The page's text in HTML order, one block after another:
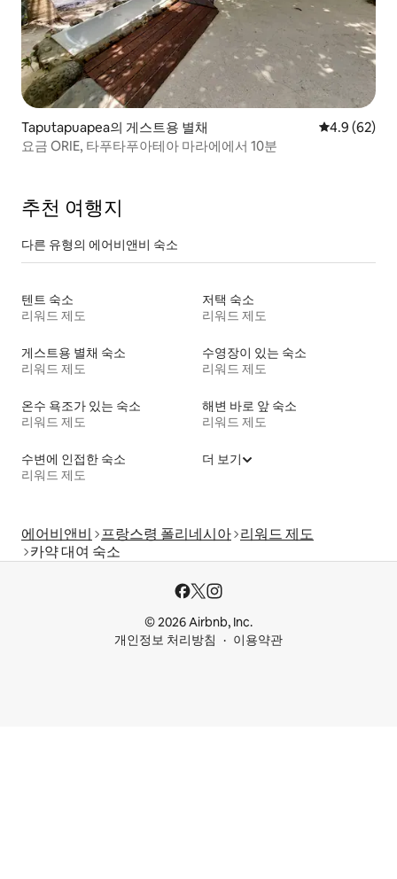
Taputapuapea의 게스트용 별채 평점 4.9점(5
4.9 (62)
요금 ORIE, 타푸타푸아테아 마라에에서 10분
추천 여행지
다른 유형의 에어비앤비 숙소
텐트 숙소
리워드 제도
저택 숙소
리워드 제도
게스트용 별채 숙소
리워드 제도
수영장이 있는 숙소
리워드 제도
온수 욕조가 있는 숙소
리워드 제도
해변 바로 앞 숙소
리워드 제도
수변에 인접한 숙소
리워드 제도
더 보기
에어비앤비 프랑스령 폴리네시아 리워드 제도
카약 대여 숙소
© 2026 Airbnb, Inc.
개인정보 처리방침
이용약관